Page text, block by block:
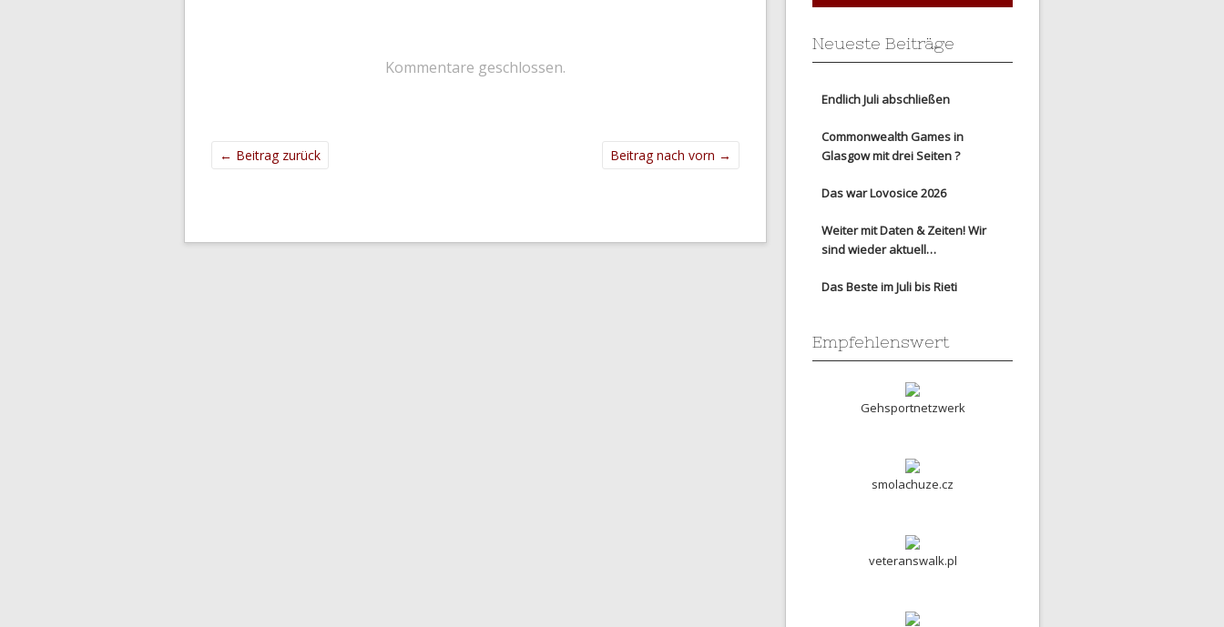
Kommentare geschlossen.
← Beitrag zurück Beitrag nach vorn →
Neueste Beiträge
Endlich Juli abschließen
Commonwealth Games in
Glasgow mit drei Seiten ?
Das war Lovosice 2026
Weiter mit Daten & Zeiten! Wir
sind wieder aktuell…
Das Beste im Juli bis Rieti
Empfehlenswert
Gehsportnetzwerk
smolachuze.cz
veteranswalk.pl